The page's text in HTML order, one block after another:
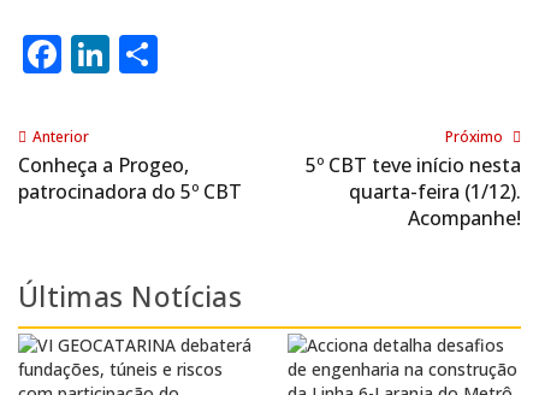
Facebook
LinkedIn
Anterior
Conheça a Progeo,
patrocinadora do 5º CBT
Próximo
5º CBT teve início nesta
quarta-feira (1/12).
Acompanhe!
Últimas Notícias